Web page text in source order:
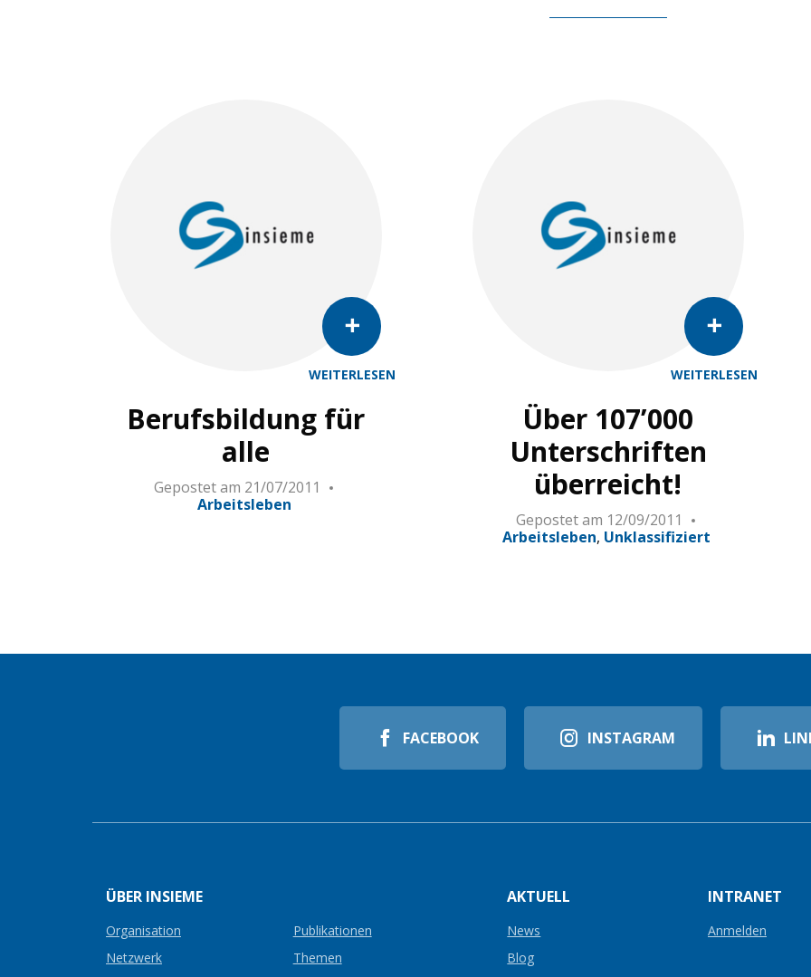
WEITERLESEN
Berufsbildung für
alle
Gepostet am 21/07/2011
Arbeitsleben
WEITERLESEN
Über 107’000
Unterschriften
überreicht!
Gepostet am 12/09/2011
Arbeitsleben Unklassifiziert
FACEBOOK INSTAGRAM
ÜBER INSIEME
Organisation
Publikationen
Netzwerk
Themen
AKTUELL
News
Blog
INTRANET
Anmelden